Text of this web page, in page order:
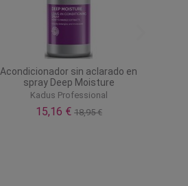
Acondicionador sin aclarado en
spray Deep Moisture
Kadus Professional
15,16 € 18,95 €